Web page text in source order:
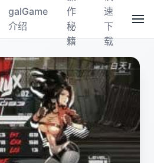
galGame
介绍
作
秘
籍
速
下
载